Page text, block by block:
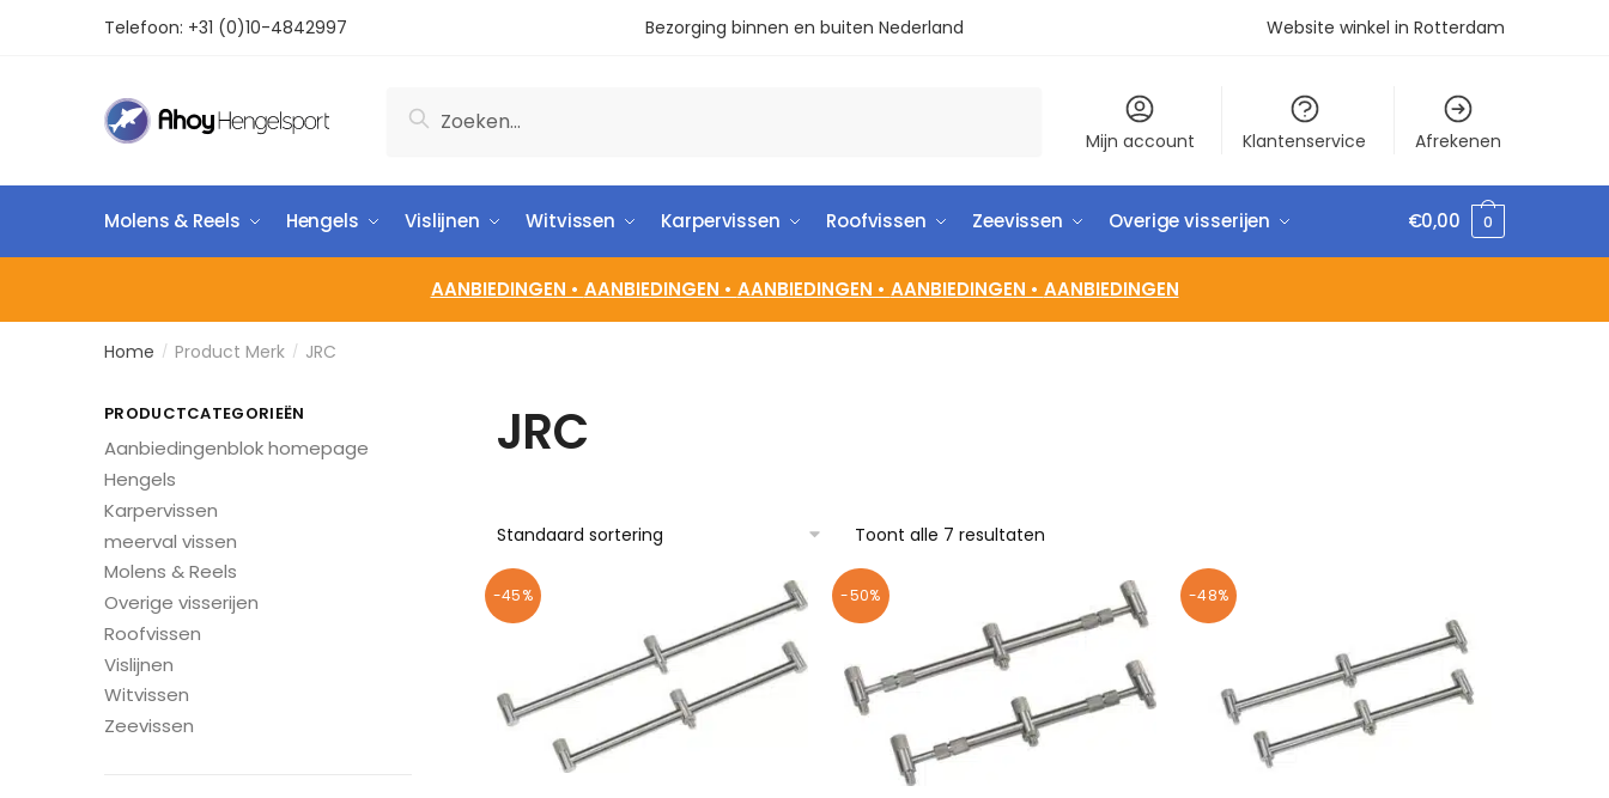
Telefoon: +31 (0)10-4842997 Bezorging binnen en buiten Nederland Website winkel in Rotterdam
Zoeken
Mijn account Klantenservice Afrekenen
Molens & Reels Hengels Vislijnen Witvissen Karpervissen Roofvissen Zeevissen Overige visserijen €0,00 0
AANBIEDINGEN • AANBIEDINGEN • AANBIEDINGEN • AANBIEDINGEN • AANBIEDINGEN
Home / Product Merk / JRC
JRC
Toont alle 7 resultaten
-45% -50% -48%
PRODUCTCATEGORIEËN
Aanbiedingenblok homepage
Hengels
Karpervissen
meerval vissen
Molens & Reels
Overige visserijen
Roofvissen
Vislijnen
Witvissen
Zeevissen